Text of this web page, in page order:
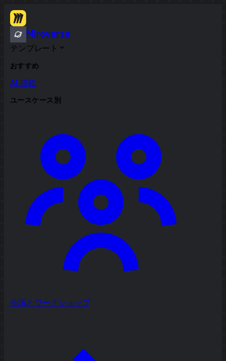
Miroverse
テンプレート
おすすめ
AI 搭載
ユースケース別
会議とワークショップ